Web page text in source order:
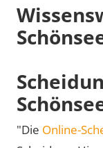
"Die Online-